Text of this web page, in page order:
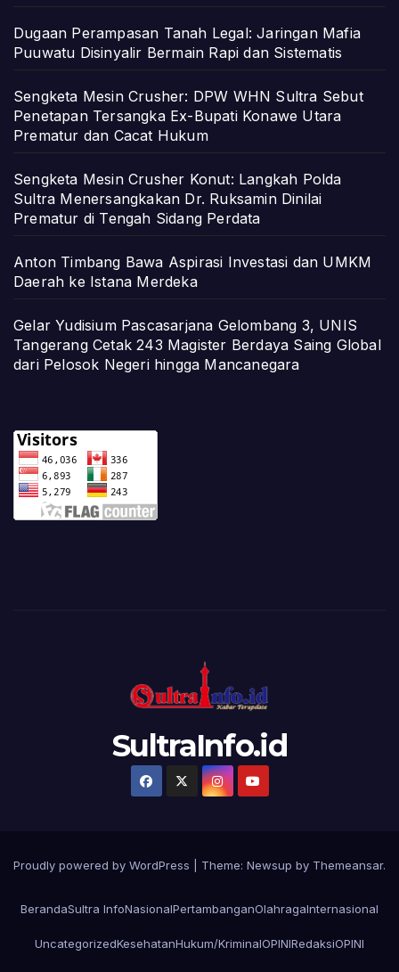
Dugaan Perampasan Tanah Legal: Jaringan Mafia
Puuwatu Disinyalir Bermain Rapi dan Sistematis
Sengketa Mesin Crusher: DPW WHN Sultra Sebut
Penetapan Tersangka Ex-Bupati Konawe Utara
Prematur dan Cacat Hukum
Sengketa Mesin Crusher Konut: Langkah Polda
Sultra Menersangkakan Dr. Ruksamin Dinilai
Prematur di Tengah Sidang Perdata
Anton Timbang Bawa Aspirasi Investasi dan UMKM
Daerah ke Istana Merdeka
Gelar Yudisium Pascasarjana Gelombang 3, UNIS
Tangerang Cetak 243 Magister Berdaya Saing Global
dari Pelosok Negeri hingga Mancanegara
SultraInfo.id
Proudly powered by WordPress Theme: Newsup by Themeansar.
BerandaSultra InfoNasionalPertambanganOlahragaInternasional
UncategorizedKesehatanHukum/KriminalOPINIRedaksiOPINI